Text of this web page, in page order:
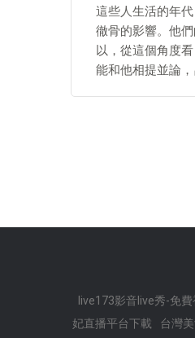
這些人生活的年
徹骨的影響。他
以，從這個角度
能和他相提並論，
live173影音live秀-免
妃直播平台下載
台灣